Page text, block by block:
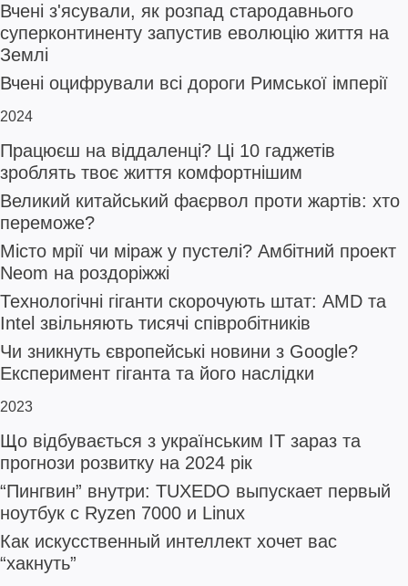
Вчені з'ясували, як розпад стародавнього
суперконтиненту запустив еволюцію життя на
Землі
Вчені оцифрували всі дороги Римської імперії
2024
Працюєш на віддаленці? Ці 10 гаджетів
зроблять твоє життя комфортнішим
Великий китайський фаєрвол проти жартів: хто
переможе?
Місто мрії чи міраж у пустелі? Амбітний проект
Neom на роздоріжжі
Технологічні гіганти скорочують штат: AMD та
Intel звільняють тисячі співробітників
Чи зникнуть європейські новини з Google?
Експеримент гіганта та його наслідки
2023
Що відбувається з українським IT зараз та
прогнози розвитку на 2024 рік
“Пингвин” внутри: TUXEDO выпускает первый
ноутбук с Ryzen 7000 и Linux
Как искусственный интеллект хочет вас
“хакнуть”